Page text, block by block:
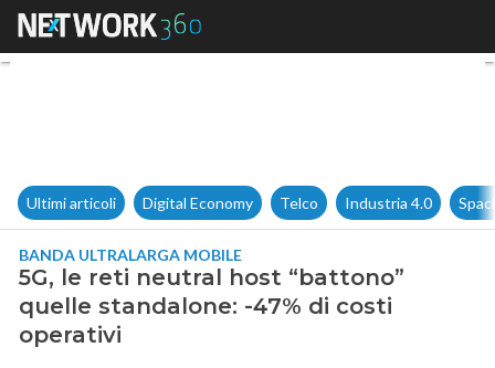
5G, le reti neutral host
Ultimi articoli Digital Economy Telco Industria 4.0
BANDA ULTRALARGA MOBILE
5G, le reti neutral host “battono”
quelle standalone: -47% di costi
operativi